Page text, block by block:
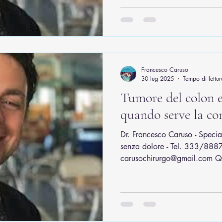
Tumore del colon
quando serve la
Dr. Francesco Caruso -
senza dolore - Tel. 333/
carusochirurgo@gmail.com
Francesco Caruso
30 lug 2025
Tempo di